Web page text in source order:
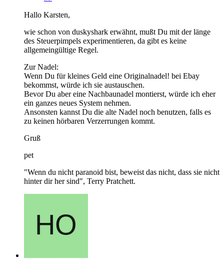
Hallo Karsten,
wie schon von duskyshark erwähnt, mußt Du mit der länge
des Steuerpimpels experimentieren, da gibt es keine
allgemeingültige Regel.
Zur Nadel:
Wenn Du für kleines Geld eine Originalnadel! bei Ebay
bekommst, würde ich sie austauschen.
Bevor Du aber eine Nachbaunadel montierst, würde ich eher
ein ganzes neues System nehmen.
Ansonsten kannst Du die alte Nadel noch benutzen, falls es
zu keinen hörbaren Verzerrungen kommt.
Gruß
pet
"Wenn du nicht paranoid bist, beweist das nicht, dass sie nicht
hinter dir her sind", Terry Pratchett.